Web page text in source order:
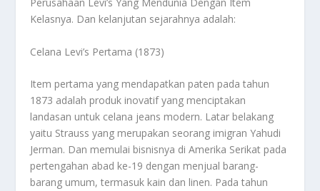
Perusahaan Levi’s Yang Mendunia Dengan Item
Kelasnya. Dan kelanjutan sejarahnya adalah:
Celana Levi’s Pertama (1873)
Item pertama yang mendapatkan paten pada tahun
1873 adalah produk inovatif yang menciptakan
landasan untuk celana jeans modern. Latar belakang
yaitu Strauss yang merupakan seorang imigran Yahudi
Jerman. Dan memulai bisnisnya di Amerika Serikat pada
pertengahan abad ke-19 dengan menjual barang-
barang umum, termasuk kain dan linen. Pada tahun